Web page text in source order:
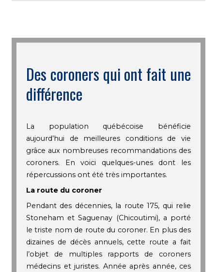
Des coroners qui ont fait une
différence
La population québécoise bénéficie
aujourd’hui de meilleures conditions de vie
grâce aux nombreuses recommandations des
coroners. En voici quelques-unes dont les
répercussions ont été très importantes.
La route du coroner
Pendant des décennies, la route 175, qui relie
Stoneham et Saguenay (Chicoutimi), a porté
le triste nom de route du coroner. En plus des
dizaines de décès annuels, cette route a fait
l’objet de multiples rapports de coroners
médecins et juristes. Année après année, ces